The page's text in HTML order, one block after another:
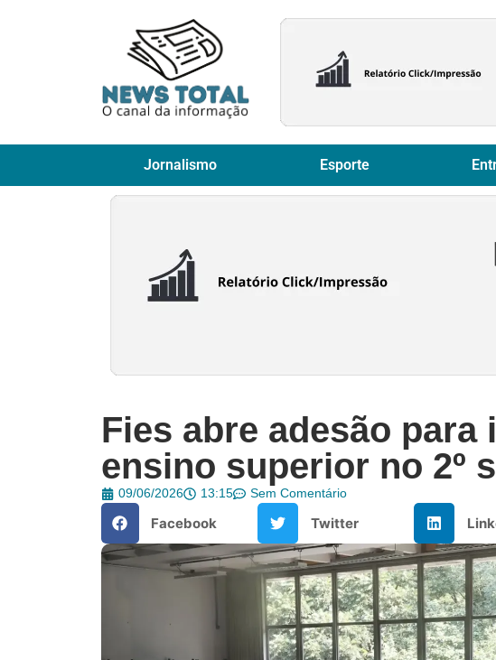
Jornalismo Esporte
Fies abre adesão
ensino superior no 2º
09/06/2026 13:15 Sem Comentário
Facebook Twitter